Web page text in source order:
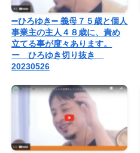
➖ひろゆき➖ 義母７５歳と個人
事業主の主人４８歳に、責め
立てる事が度々あります。
ー ひろゆき切り抜き
20230526